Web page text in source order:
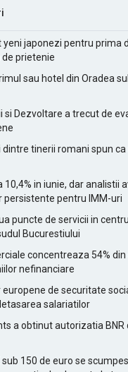
yeni japonezi pentru prima
prietenie
sau hotel din Oradea
si Dezvoltare a trecut de
tinerii romani spun ca
10,4% in iunie, dar analistii
persistente pentru IMM-uri
puncte de servicii in
Bucurestiului
concentreaza 54%
nefinanciare
de securitate
salariatilor
a obtinut autorizatia
150 de euro se